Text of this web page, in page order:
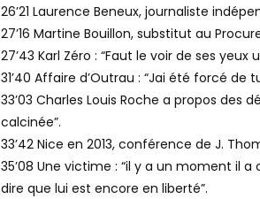
26’21 Laurence Beneux, journaliste
27’16 Martine Bouillon, substitut au
27’43 Karl Zéro : “Faut le voir de ses yeux
31’40 Affaire d’Outrau : “Jai été forcé
33’03 Charles Louis Roche a propos des
calcinée”.
33’42 Nice en 2013, conférence de J.
35’08 Une victime : “il y a un moment il a
dire que lui est encore en liberté”.